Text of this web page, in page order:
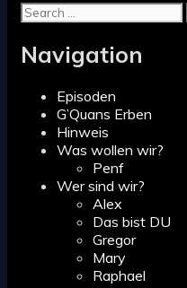
Search
for:
Navigation
Episoden
G’Quans Erben
Hinweis
Was wollen wir?
Penf
Wer sind wir?
Alex
Das bist DU
Gregor
Mary
Raphael